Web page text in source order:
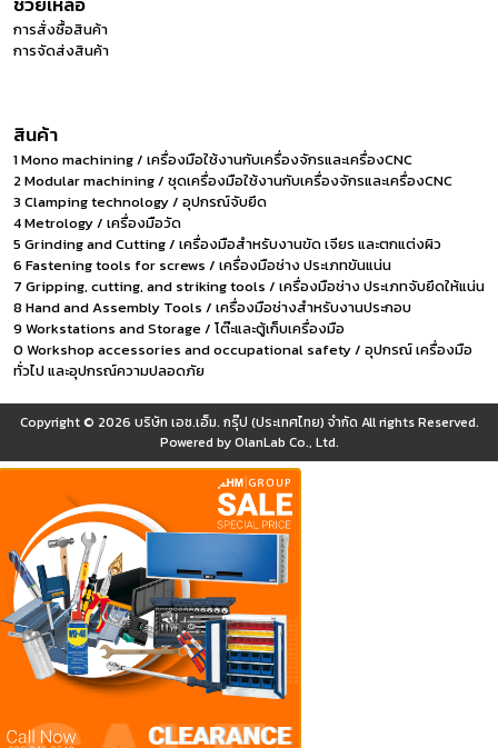
การสั่งซื้อสินค้า
การจัดส่งสินค้า
สินค้า
1 Mono machining / เครื่องมือใช้งานกับเครื่องจักรและเครื่องCNC
2 Modular machining / ชุดเครื่องมือใช้งานกับเครื่องจักรและเครื่องCNC
3 Clamping technology / อุปกรณ์จับยึด
4 Metrology / เครื่องมือวัด
5 Grinding and Cutting / เครื่องมือสำหรับงานขัด เจียร และตกแต่งผิว
6 Fastening tools for screws / เครื่องมือช่าง ประเภทขันแน่น
7 Gripping, cutting, and striking tools / เครื่องมือช่าง ประเภทจับยึดให้แน่น
8 Hand and Assembly Tools / เครื่องมือช่างสำหรับงานประกอบ
9 Workstations and Storage / โต๊ะและตู้เก็บเครื่องมือ
0 Workshop accessories and occupational safety / อุปกรณ์ เครื่องมือ
ทั่วไป และอุปกรณ์ความปลอดภัย
Copyright © 2026 บริษัท เอช.เอ็ม. กรุ๊ป (ประเทศไทย) จำกัด All rights Reserved.
Powered byOlanLab Co., Ltd.